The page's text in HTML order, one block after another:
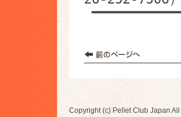
Copyright (c) Pellet Club Japan